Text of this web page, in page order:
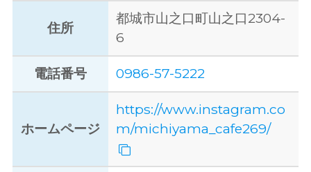
住所
都城市山之口町山之口2304-
6
電話番号 0986-57-5222
ホームページ
https://www.instagram.co
m/michiyama_cafe269/